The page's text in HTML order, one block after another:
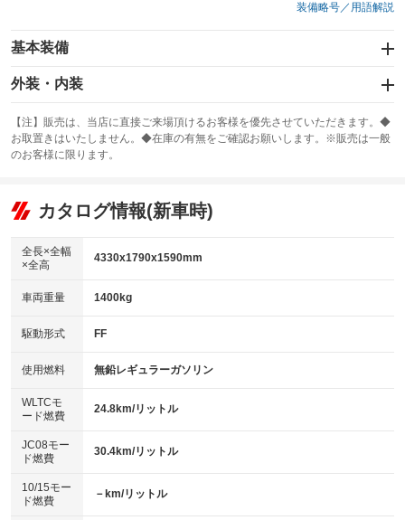
装備略号／用語解説
基本装備
エアバッグ：運転席/助手席/サイド
：装備あり
：装備なし
サンルーフ
：装備なし ABS
リフトアップ
：装備なし
：装備あり
パワーウィンドウ
アイドリングストップ
：装備なし
USB入力端子
：装備あり
100V電源
：装備なし
センターデフロック
：装備なし
電動格納ミラー
：装備あり
外装・内装
カーナビ：メモリーナビ他
：装備あり
TV：ワンセグ
：装備あり
ビジュアル
：装備なし
：装備あり
革シート
キーレス
HID(キセノンライト)
：装備なし
バックカメラ
：装備あり
エアロ
：装備なし
：装備なし
パワーシート
ベンチシート
：装備なし
【注】販売は、当店に直接ご来場頂けるお客様を優先させていただきます。◆
お取置きはいたしません。◆在庫の有無をご確認お願いします。※販売は一般
のお客様に限ります。
カタログ情報(新車時)
全長×全幅
×全高
4330x1790x1590mm
車両重量 1400kg
駆動形式 FF
使用燃料 無鉛レギュラーガソリン
WLTCモ
ード燃費
24.8km/リットル
JC08モー
ド燃費
30.4km/リットル
10/15モー
ド燃費
－km/リットル